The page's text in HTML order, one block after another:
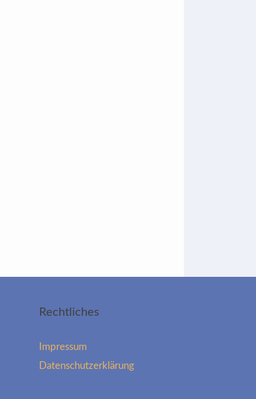
Rechtliches
Impressum
Datenschutzerklärung